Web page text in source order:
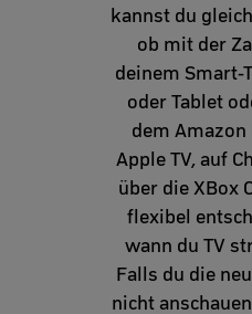
kannst du
ob mit der
deinem Smart-
oder Tablet
dem Amazon
Apple TV, auf
über die XBox
flexibel
wann du TV
Falls du die
nicht